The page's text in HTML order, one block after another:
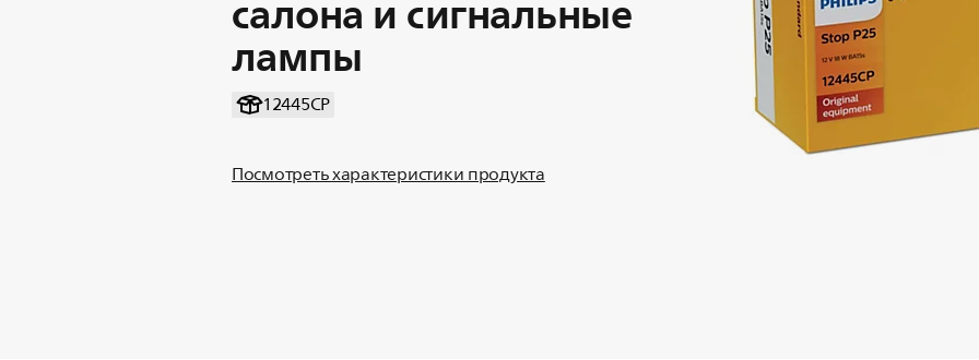
салона и сигнальные
лампы
12445CP
Посмотреть характеристики продукта